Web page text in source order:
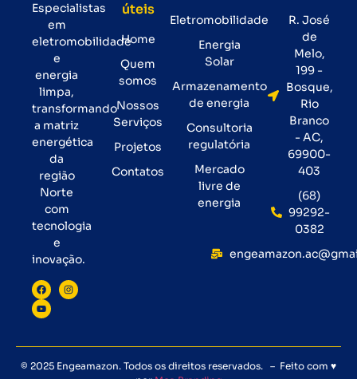
Especialistas
em
eletromobilidade
e
energia
limpa,
transformando
a matriz
energética
da
região
Norte
com
tecnologia
e
inovação.
úteis
Home
Quem
somos
Nossos
Serviços
Projetos
Contatos
Eletromobilidade
Energia
Solar
Armazenamento
de energia
Consultoria
regulatória
Mercado
livre de
energia
R. José
de
Melo,
199 -
Bosque,
Rio
Branco
- AC,
69900-
403
(68)
99292-
0382
© 2025 Engeamazon. Todos os direitos reservados. – Feito com ♥